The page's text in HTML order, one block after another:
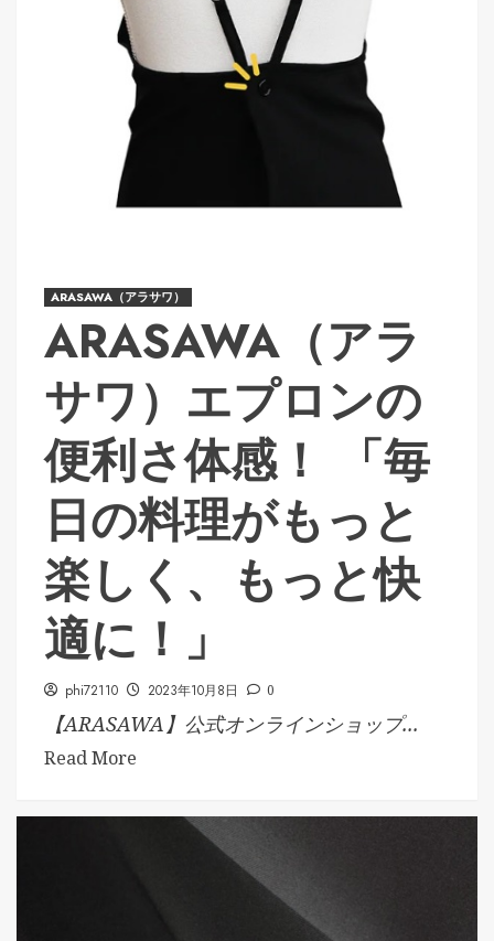
ARASAWA（アラサワ）
ARASAWA（アラ
サワ）エプロンの
便利さ体感！ 「毎
日の料理がもっと
楽しく、もっと快
適に！」
phi72110 2023年10月8日 0
【ARASAWA】公式オンラインショップ...
Read More